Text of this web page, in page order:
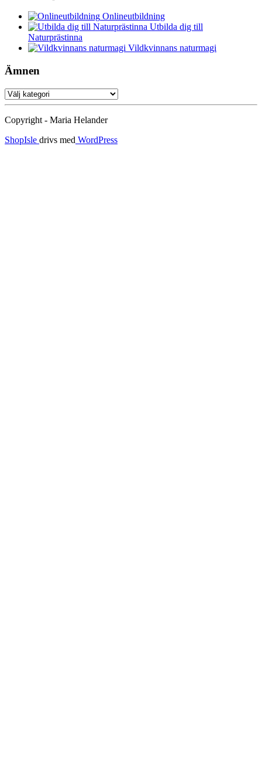
Onlineutbildning
Utbilda dig till
Naturprästinna
Vildkvinnans naturmagi
Ämnen
Ämnen
Copyright - Maria Helander
ShopIsle drivs med WordPress